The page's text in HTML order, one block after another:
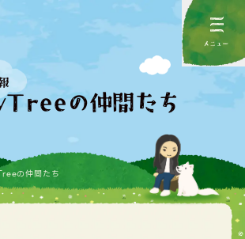
メニュー
の仲間たち
の仲間たち